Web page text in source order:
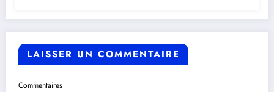
LAISSER UN COMMENTAIRE
Commentaires